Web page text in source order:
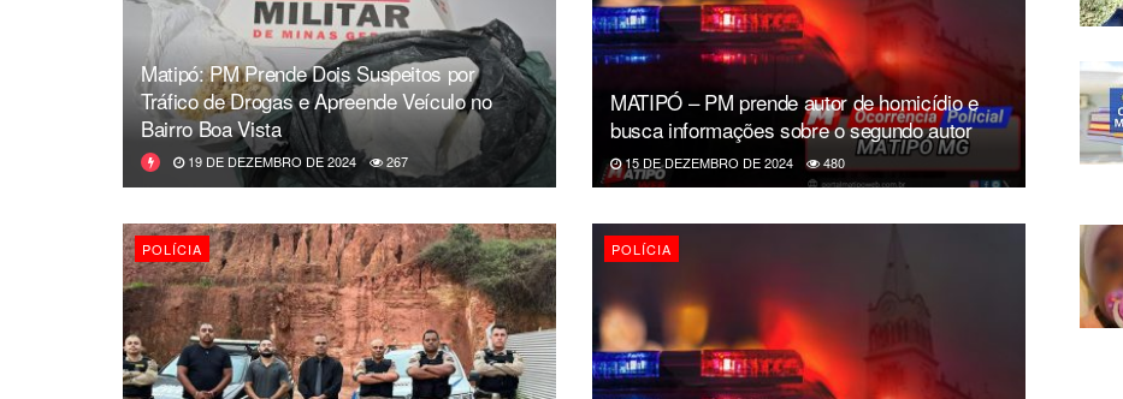
Matipó: PM Prende Dois Suspeitos por
Tráfico de Drogas e Apreende Veículo no
Bairro Boa Vista
19 DE DEZEMBRO DE 2024 267
MATIPÓ – PM prende autor de homicídio e
busca informações sobre o segundo autor
15 DE DEZEMBRO DE 2024 480
POLÍCIA POLÍCIA